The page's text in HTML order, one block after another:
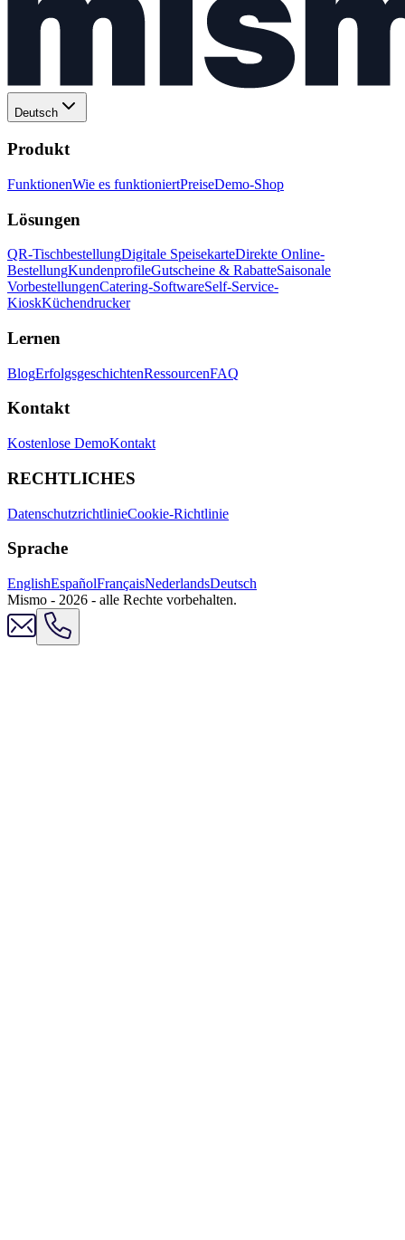
Deutsch
Produkt
FunktionenWie es funktioniertPreiseDemo-Shop
Lösungen
QR-TischbestellungDigitale SpeisekarteDirekte Online-
BestellungKundenprofileGutscheine & RabatteSaisonale
VorbestellungenCatering-SoftwareSelf-Service-
KioskKüchendrucker
Lernen
BlogErfolgsgeschichtenRessourcenFAQ
Kontakt
Kostenlose DemoKontakt
RECHTLICHES
DatenschutzrichtlinieCookie-Richtlinie
Sprache
EnglishEspañolFrançaisNederlandsDeutsch
Mismo - 2026 - alle Rechte vorbehalten.